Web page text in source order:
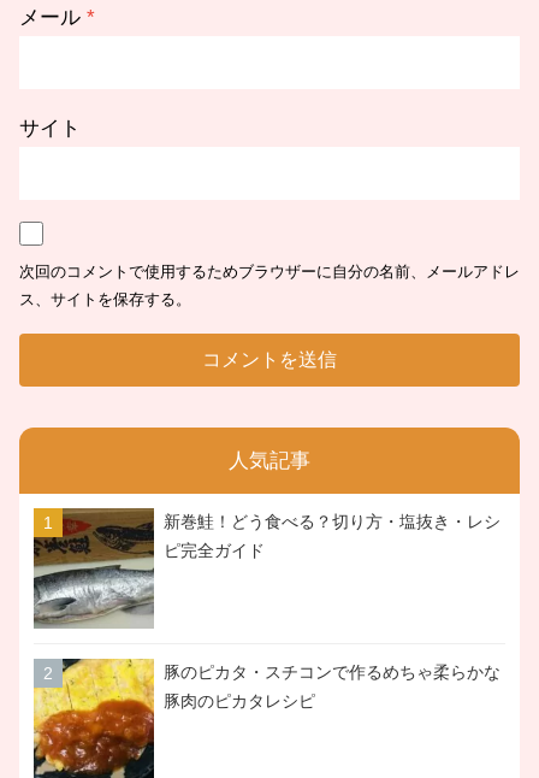
メール *
サイト
次回のコメントで使用するためブラウザーに自分の名前、メールアドレ
ス、サイトを保存する。
人気記事
新巻鮭！どう食べる？切り方・塩抜き・レシ
ピ完全ガイド
豚のピカタ・スチコンで作るめちゃ柔らかな
豚肉のピカタレシピ